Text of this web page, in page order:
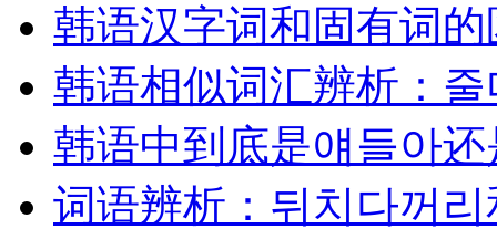
韩语汉字词和固有词
韩语相似词汇辨析：
韩语中到底是얘들아
词语辨析：뒤치다꺼